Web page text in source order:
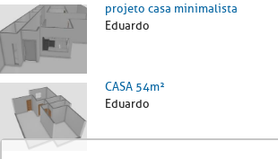
projeto casa minimalista
Eduardo
CASA 54m²
Eduardo